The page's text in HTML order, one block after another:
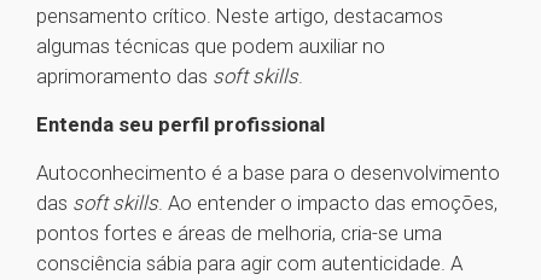
pensamento crítico. Neste artigo, destacamos
algumas técnicas que podem auxiliar no
aprimoramento das soft skills.
Entenda seu perfil profissional
Autoconhecimento é a base para o desenvolvimento
das soft skills. Ao entender o impacto das emoções,
pontos fortes e áreas de melhoria, cria-se uma
consciência sábia para agir com autenticidade. A